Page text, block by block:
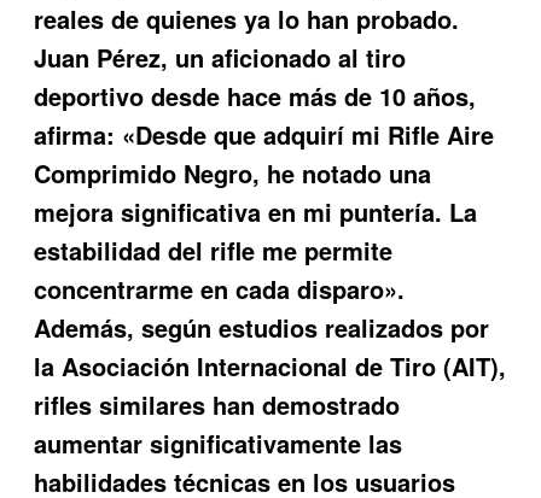
reales de quienes ya lo han probado.
Juan Pérez, un aficionado al tiro
deportivo desde hace más de 10 años,
afirma: «Desde que adquirí mi Rifle Aire
Comprimido Negro, he notado una
mejora significativa en mi puntería. La
estabilidad del rifle me permite
concentrarme en cada disparo».
Además, según estudios realizados por
la Asociación Internacional de Tiro (AIT),
rifles similares han demostrado
aumentar significativamente las
habilidades técnicas en los usuarios